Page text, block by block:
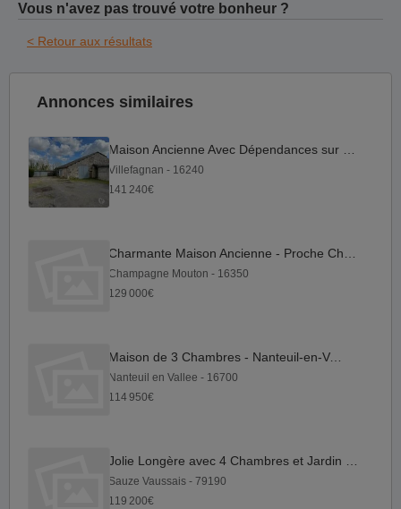
Vous n'avez pas trouvé votre bonheur ?
< Retour aux résultats
Annonces similaires
Villefagnan - 16240
141 240€
Champagne Mouton - 16350
129 000€
Maison de 3 Chambres - Nanteuil-en-Vallée
Nanteuil en Vallee - 16700
114 950€
Sauze Vaussais - 79190
119 200€